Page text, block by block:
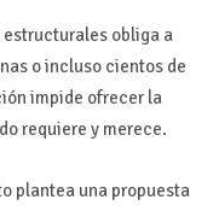
estructurales obliga a
o incluso cientos de
impide ofrecer la
requiere y merece.
plantea una propuesta